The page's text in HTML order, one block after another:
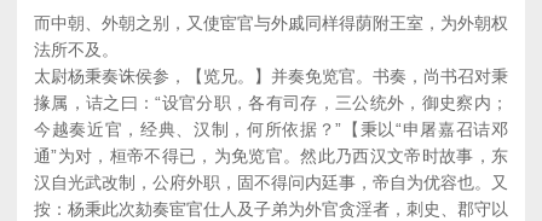
而中朝、外朝之别，又使宦官与外戚同样得荫附王室，为外朝权
法所不及。
太尉杨秉奏诛侯参，【览兄。】并奏免览官。书奏，尚书召对秉
掾属，诘之曰：“设官分职，各有司存，三公统外，御史察内；
今越奏近官，经典、汉制，何所依据？”【秉以“申屠嘉召诘邓
通”为对，桓帝不得已，为免览官。然此乃西汉文帝时故事，东
汉自光武改制，公府外职，固不得问内廷事，帝自为优容也。又
按：杨秉此次劾奏宦官仕人及子弟为外官贪淫者，刺史、郡守以